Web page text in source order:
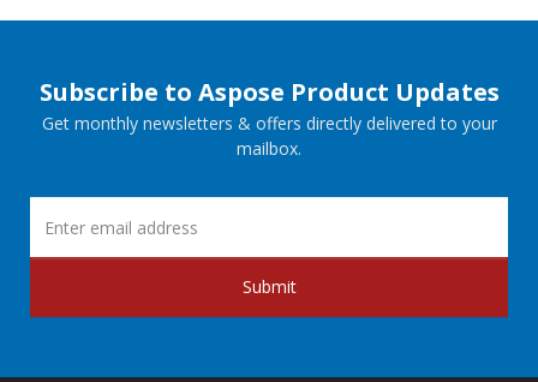
Subscribe to Aspose Product Updates
Get monthly newsletters & offers directly delivered to your
mailbox.
Submit